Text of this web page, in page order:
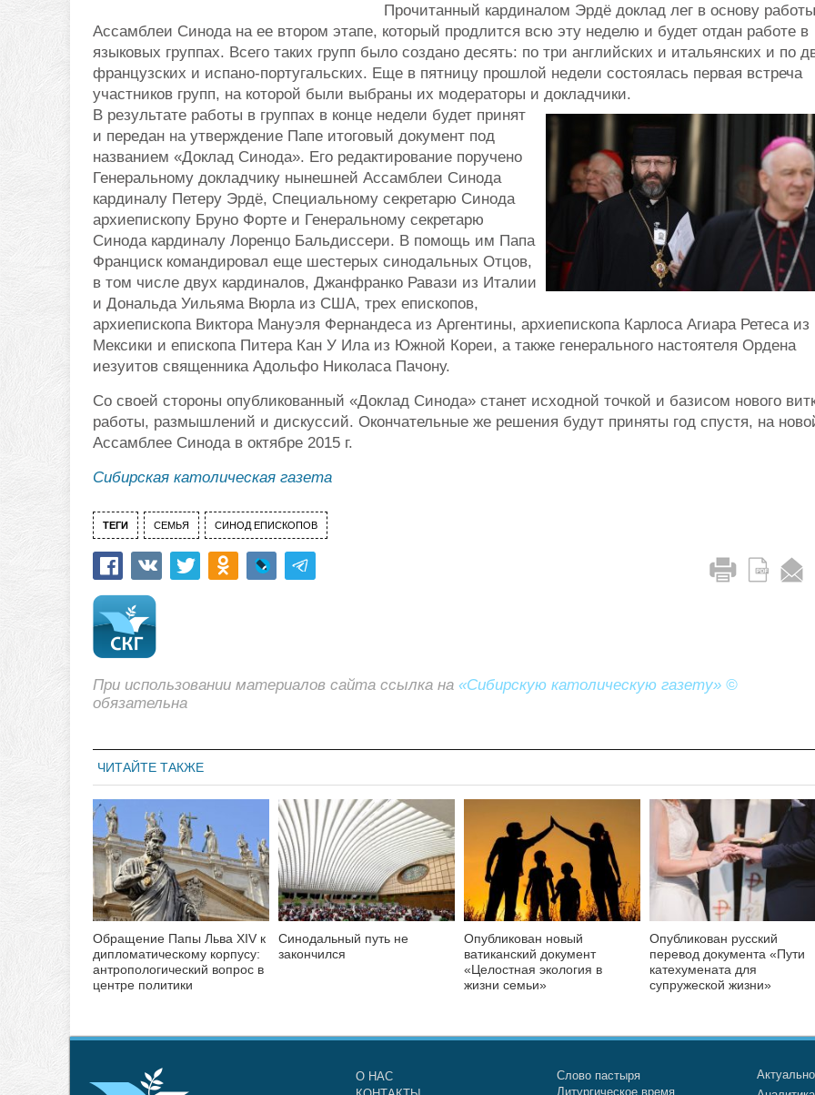
Прочитанный кардиналом Эрдё доклад лег в основу работы
Ассамблеи Синода на ее втором этапе, который продлится всю эту неделю и будет отдан работе в
языковых группах. Всего таких групп было создано десять: по три английских и итальянских и по
французских и испано-португальских. Еще в пятницу прошлой недели состоялась первая встреча
участников групп, на которой были выбраны их модераторы и докладчики.
В результате работы в группах в конце недели будет принят
и передан на утверждение Папе итоговый документ под
названием «Доклад Синода». Его редактирование поручено
Генеральному докладчику нынешней Ассамблеи Синода
кардиналу Петеру Эрдё, Специальному секретарю Синода
архиепископу Бруно Форте и Генеральному секретарю
Синода кардиналу Лоренцо Бальдиссери. В помощь им Папа
Франциск командировал еще шестерых синодальных Отцов,
в том числе двух кардиналов, Джанфранко Равази из Италии
и Дональда Уильяма Вюрла из США, трех епископов,
архиепископа Виктора Мануэля Фернандеса из Аргентины, архиепископа Карлоса Агиара Ретеса из
Мексики и епископа Питера Кан У Ила из Южной Кореи, а также генерального настоятеля Ордена
иезуитов священника Адольфо Николаса Пачону.
Со своей стороны опубликованный «Доклад Синода» станет исходной точкой и базисом нового
работы, размышлений и дискуссий. Окончательные же решения будут приняты год спустя, на
Ассамблее Синода в октябре 2015 г.
Сибирская католическая газета
ТЕГИ СЕМЬЯ СИНОД ЕПИСКОПОВ
При использовании материалов сайта ссылка на «Сибирскую католическую газету» ©
обязательна
ЧИТАЙТЕ ТАКЖЕ
Обращение Папы Льва XIV к
дипломатическому корпусу:
антропологический вопрос в
центре политики
Синодальный путь не
закончился
Опубликован новый
ватиканский документ
«Целостная экология в
жизни семьи»
Опубликован русский
перевод документа «Пути
катехумената для
супружеской жизни»
О НАС
Слово пастыря
Литургическое время
Актуально